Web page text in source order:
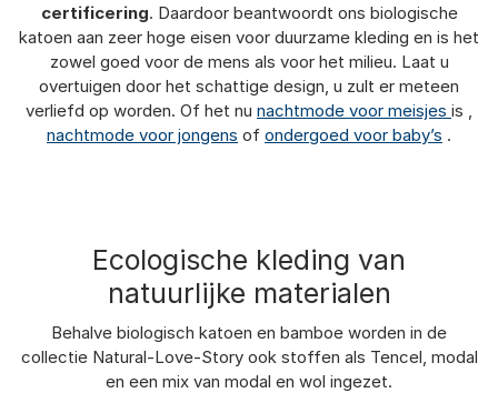
certificering. Daardoor beantwoordt ons biologische
katoen aan zeer hoge eisen voor duurzame kleding en is het
zowel goed voor de mens als voor het milieu. Laat u
overtuigen door het schattige design, u zult er meteen
verliefd op worden. Of het nu nachtmode voor meisjes is ,
nachtmode voor jongens of ondergoed voor baby’s .
Ecologische kleding van
natuurlijke materialen
Behalve biologisch katoen en bamboe worden in de
collectie Natural-Love-Story ook stoffen als Tencel, modal
en een mix van modal en wol ingezet.